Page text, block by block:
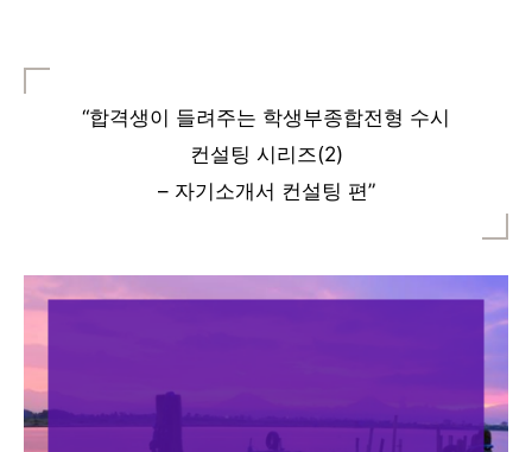
“합격생이 들려주는 학생부종합전형 수시
컨설팅 시리즈(2)
– 자기소개서 컨설팅 편”